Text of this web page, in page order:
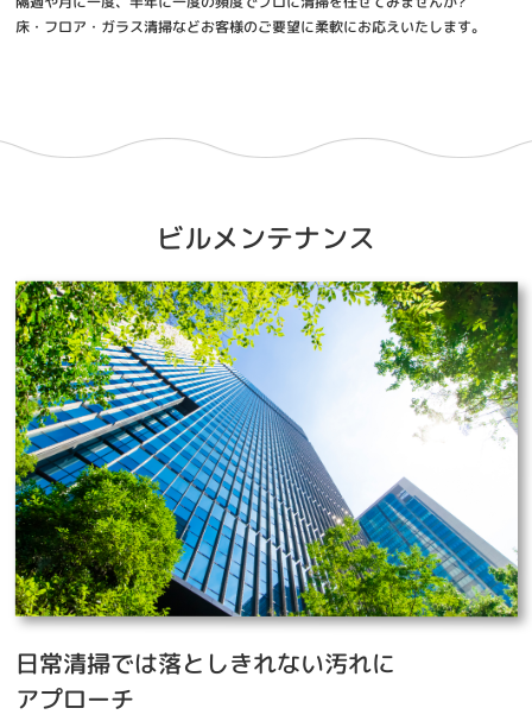
床・フロア・ガラス清掃などお客様のご要望に柔軟にお応えいたします。
ビルメンテナンス
日常清掃では落としきれない汚れに
アプローチ